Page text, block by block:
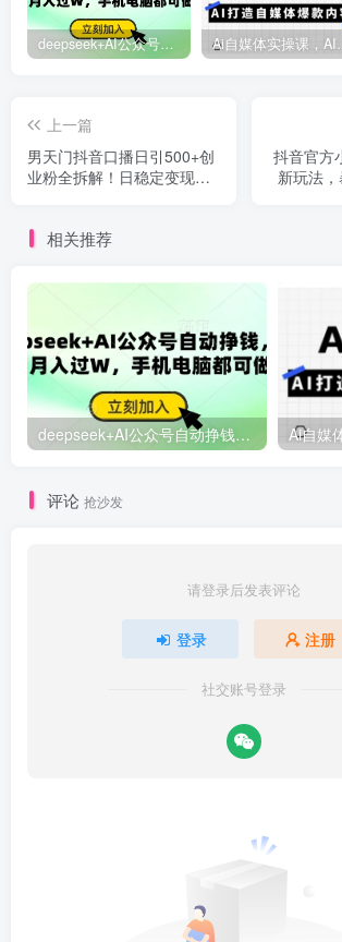
deepseek+AI公众号自动挣钱，轻松月入过W，手机电脑都可做 Ai自媒体
上一篇
男天门抖音口播日引500+创
业粉全拆解！日稳定变现
抖音官方
新玩法
相关推荐
deepseek+AI公众号自动挣钱，轻松月入过W，手机电脑都可做
评论 抢沙发
请登录后发表评论
登录 注册
社交账号登录